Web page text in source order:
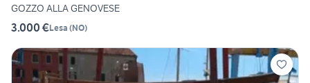
GOZZO ALLA GENOVESE
3.000 €Lesa (NO)